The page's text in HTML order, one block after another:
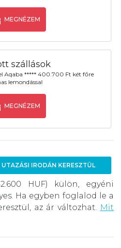
MEGNÉZEM
szállások
Aqaba ***** 400.700 Ft két főre
lemondással
MEGNÉZEM
UTAZÁSI IRODÁN KERESZTÜL
HUF) külön, egyéni
Ha egyben foglalod le a
az ár változhat.
Mit